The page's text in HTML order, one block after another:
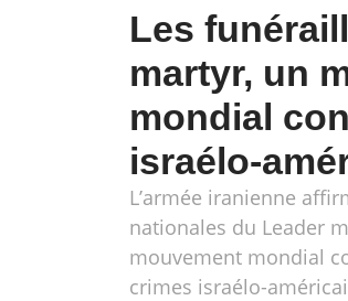
Les
martyr, un
mondial
israélo-
L’armée iranienne
nationales du Leader
mouvement mondial
crimes israélo-